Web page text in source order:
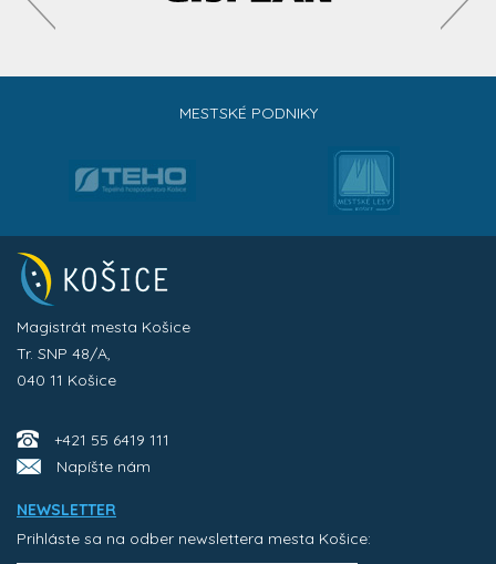
MESTSKÉ PODNIKY
Magistrát mesta Košice
Tr. SNP 48/A,
040 11 Košice
+421 55 6419 111
Napíšte nám
NEWSLETTER
Prihláste sa na odber newslettera mesta Košice: